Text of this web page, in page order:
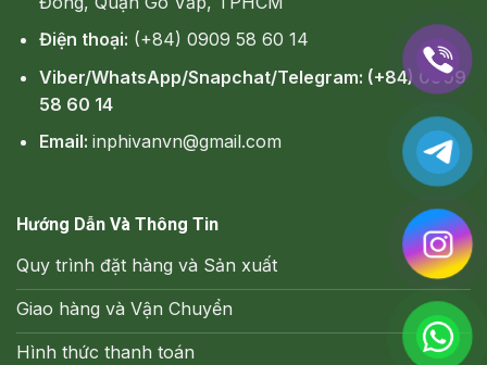
Điện thoại: (+84) 0909 58 60 14
Viber/WhatsApp/Snapchat/Telegram: (+84) 0909
58 60 14
Email: inphivanvn@gmail.com
Hướng Dẫn Và Thông Tin
Quy trình đặt hàng và Sản xuất
Giao hàng và Vận Chuyển
Hình thức thanh toán